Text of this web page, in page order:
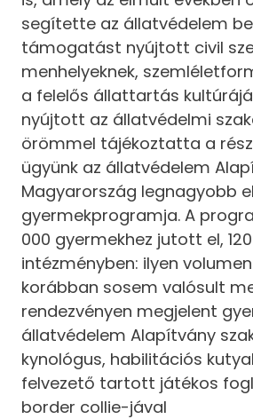
segítette az állatvédelem
támogatást nyújtott civil
menhelyeknek,
a felelős állattartás
nyújtott az állatvédelmi
örömmel tájékoztatta a
ügyünk az állatvédelem
Magyarország legnagyobb
gyermekprogramja. A
000 gyermekhez jutott el,
intézményben: ilyen
korábban sosem valósult
rendezvényen megjelent
állatvédelem Alapítvány
kynológus, habilitációs
felvezető tartott játékos
border collie-jával